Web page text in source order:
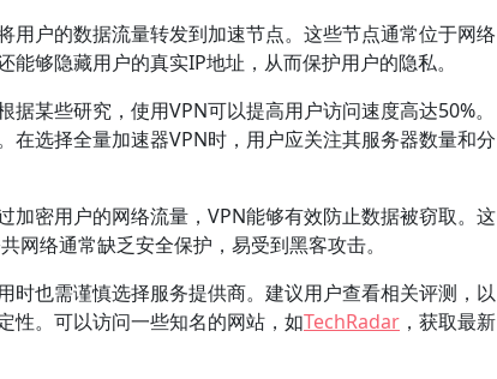
用户的数据流量转发到加速节点。这些节点通常位于网络
够隐藏用户的真实IP地址，从而保护用户的隐私。
某些研究，使用VPN可以提高用户访问速度高达50%。
选择全量加速器VPN时，用户应关注其服务器数量和分
密用户的网络流量，VPN能够有效防止数据被窃取。这
网络通常缺乏安全保护，易受到黑客攻击。
时也需谨慎选择服务提供商。建议用户查看相关评测，以
性。可以访问一些知名的网站，如TechRadar ，获取最新